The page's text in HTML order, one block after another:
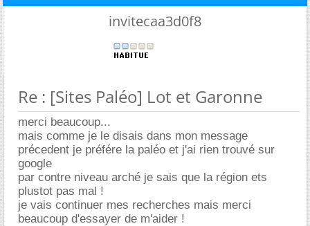
invitecaa3d0f8
Re : [Sites Paléo] Lot et Garonne
merci beaucoup...
mais comme je le disais dans mon message
précedent je préfére la paléo et j'ai rien trouvé sur
google
par contre niveau arché je sais que la région ets
plustot pas mal !
je vais continuer mes recherches mais merci
beaucoup d'essayer de m'aider !